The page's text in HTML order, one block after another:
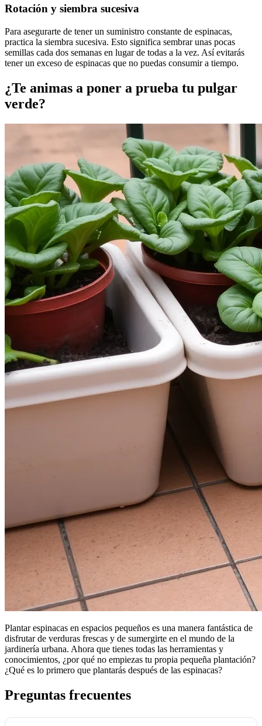
Rotación y siembra sucesiva
Para asegurarte de tener un suministro constante de espinacas,
practica la siembra sucesiva. Esto significa sembrar unas pocas
semillas cada dos semanas en lugar de todas a la vez. Así evitarás
tener un exceso de espinacas que no puedas consumir a tiempo.
¿Te animas a poner a prueba tu pulgar
verde?
Plantar espinacas en espacios pequeños es una manera fantástica de
disfrutar de verduras frescas y de sumergirte en el mundo de la
jardinería urbana. Ahora que tienes todas las herramientas y
conocimientos, ¿por qué no empiezas tu propia pequeña plantación?
¿Qué es lo primero que plantarás después de las espinacas?
Preguntas frecuentes